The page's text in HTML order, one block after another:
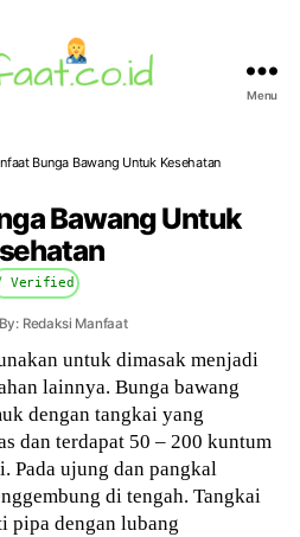
Menu
Bunga Bawang Untuk Kesehatan
Bawang Untuk
Verified
Redaksi Manfaat
untuk dimasak menjadi
lainnya. Bunga bawang
dengan tangkai yang
dan terdapat 50 – 200 kuntum
Pada ujung dan pangkal
di tengah. Tangkai
pipa dengan lubang